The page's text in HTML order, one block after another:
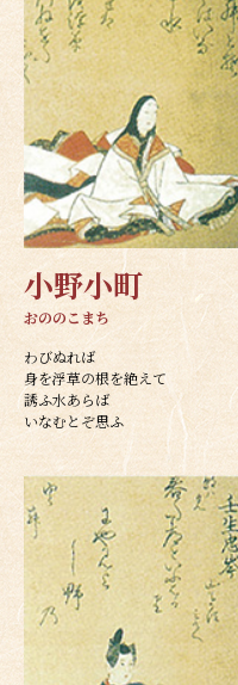
小野小町
おののこまち
わびぬれば
身を浮草の根を絶えて
誘ふ水あらば
いなむとぞ思ふ